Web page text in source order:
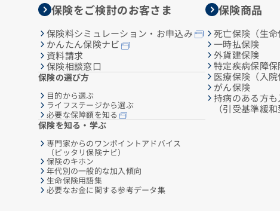
保険をご検討のお客さま
保険料シミュレーション・お申込み
かんたん保険ナビ
資料請求
保険相談窓口
保険の選び方
目的から選ぶ
ライフステージから選ぶ
必要な保障額を知る
保険を知る・学ぶ
専門家からのワンポイントアドバイス
（ピッタリ保険ナビ）
保険のキホン
年代別の一般的な加入傾向
生命保険用語集
必要なお金に関する参考データ集
保険商品
死亡保険（生命
一時払保険
外貨建保険
特定疾病保障保
医療保険（入院
がん保険
持病のある方
（引受基準緩和